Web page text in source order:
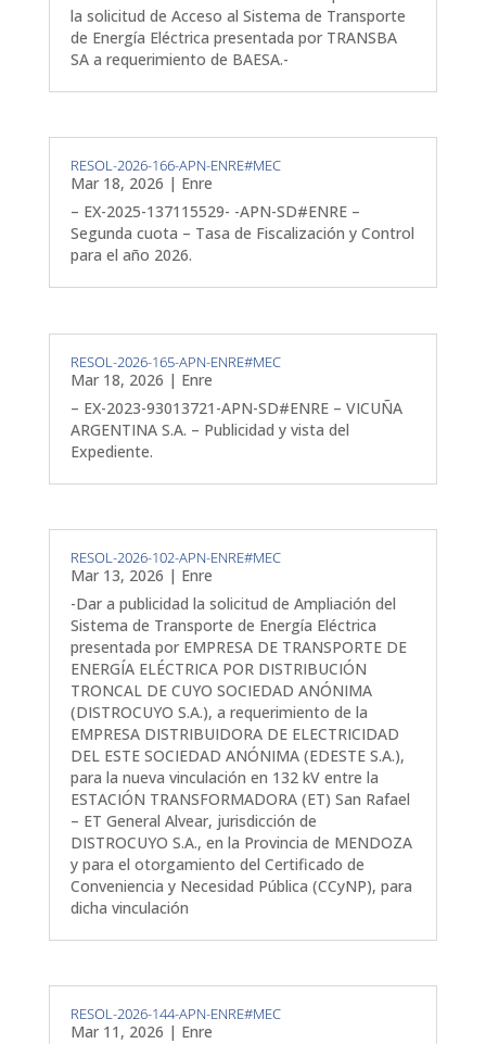
la solicitud de Acceso al Sistema de Transporte
de Energía Eléctrica presentada por TRANSBA
SA a requerimiento de BAESA.-
RESOL-2026-166-APN-ENRE#MEC
Mar 18, 2026 | Enre
– EX-2025-137115529- -APN-SD#ENRE –
Segunda cuota – Tasa de Fiscalización y Control
para el año 2026.
RESOL-2026-165-APN-ENRE#MEC
Mar 18, 2026 | Enre
– EX-2023-93013721-APN-SD#ENRE – VICUÑA
ARGENTINA S.A. – Publicidad y vista del
Expediente.
RESOL-2026-102-APN-ENRE#MEC
Mar 13, 2026 | Enre
-Dar a publicidad la solicitud de Ampliación del
Sistema de Transporte de Energía Eléctrica
presentada por EMPRESA DE TRANSPORTE DE
ENERGÍA ELÉCTRICA POR DISTRIBUCIÓN
TRONCAL DE CUYO SOCIEDAD ANÓNIMA
(DISTROCUYO S.A.), a requerimiento de la
EMPRESA DISTRIBUIDORA DE ELECTRICIDAD
DEL ESTE SOCIEDAD ANÓNIMA (EDESTE S.A.),
para la nueva vinculación en 132 kV entre la
ESTACIÓN TRANSFORMADORA (ET) San Rafael
– ET General Alvear, jurisdicción de
DISTROCUYO S.A., en la Provincia de MENDOZA
y para el otorgamiento del Certificado de
Conveniencia y Necesidad Pública (CCyNP), para
dicha vinculación
RESOL-2026-144-APN-ENRE#MEC
Mar 11, 2026 | Enre